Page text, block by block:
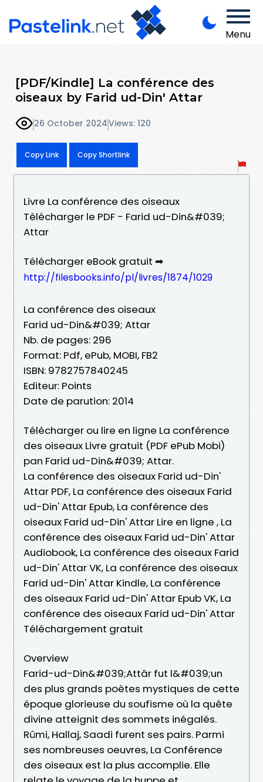
Menu
[PDF/Kindle] La conférence des
oiseaux by Farid ud-Din' Attar
26 October 2024Views: 120
Copy Link Copy Shortlink
Livre La conférence des oiseaux
Télécharger le PDF - Farid ud-Din&#039;
Attar
Télécharger eBook gratuit ➡
http://filesbooks.info/pl/livres/1874/1029
La conférence des oiseaux
Farid ud-Din&#039; Attar
Nb. de pages: 296
Format: Pdf, ePub, MOBI, FB2
ISBN: 9782757840245
Editeur: Points
Date de parution: 2014
Télécharger ou lire en ligne La conférence
des oiseaux Livre gratuit (PDF ePub Mobi)
pan Farid ud-Din&#039; Attar.
La conférence des oiseaux Farid ud-Din'
Attar PDF, La conférence des oiseaux Farid
ud-Din' Attar Epub, La conférence des
oiseaux Farid ud-Din' Attar Lire en ligne , La
conférence des oiseaux Farid ud-Din' Attar
Audiobook, La conférence des oiseaux Farid
ud-Din' Attar VK, La conférence des oiseaux
Farid ud-Din' Attar Kindle, La conférence
des oiseaux Farid ud-Din' Attar Epub VK, La
conférence des oiseaux Farid ud-Din' Attar
Téléchargement gratuit
Overview
Farid-ud-Din&#039;Attâr fut l&#039;un
des plus grands poètes mystiques de cette
époque glorieuse du soufisme où la quête
divine atteignit des sommets inégalés.
Rûmi, Hallaj, Saadi furent ses pairs. Parmi
ses nombreuses oeuvres, La Conférence
des oiseaux est la plus accomplie. Elle